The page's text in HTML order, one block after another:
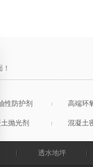
性防护剂 高端环
抛光剂 混凝土
透水地坪